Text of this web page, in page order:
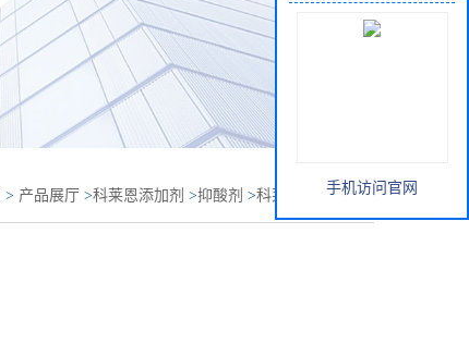
> 产品展厅 >科莱恩添加剂 >抑酸剂 >科莱恩抑酸剂手机访问官网